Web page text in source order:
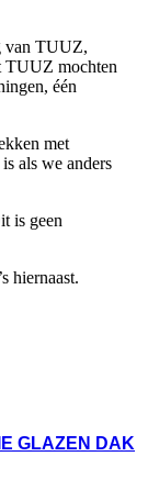
van TUUZ,
TUUZ mochten
één
met
als we anders
is geen
hiernaast.
GLAZEN DAK